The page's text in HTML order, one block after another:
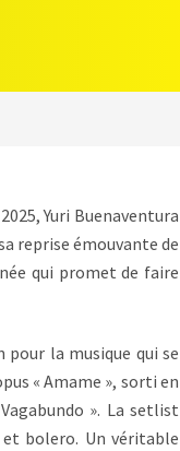
Yuri Buenaventura
reprise émouvante de
qui promet de faire
pour la musique qui se
« Amame », sorti en
». La setlist
bolero. Un véritable